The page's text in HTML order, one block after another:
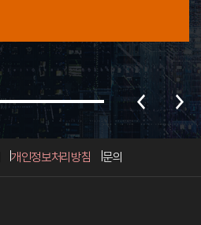
개인정보처리방침 문의